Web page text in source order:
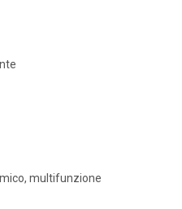
multifunzione